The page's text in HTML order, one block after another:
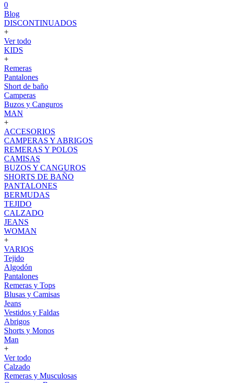
0
Blog
DISCONTINUADOS
+
Ver todo
KIDS
+
Remeras
Pantalones
Short de baño
Camperas
Buzos y Canguros
MAN
+
ACCESORIOS
CAMPERAS Y ABRIGOS
REMERAS Y POLOS
CAMISAS
BUZOS Y CANGUROS
SHORTS DE BAÑO
PANTALONES
BERMUDAS
TEJIDO
CALZADO
JEANS
WOMAN
+
VARIOS
Tejido
Algodón
Pantalones
Remeras y Tops
Blusas y Camisas
Jeans
Vestidos y Faldas
Abrigos
Shorts y Monos
Man
+
Ver todo
Calzado
Remeras y Musculosas